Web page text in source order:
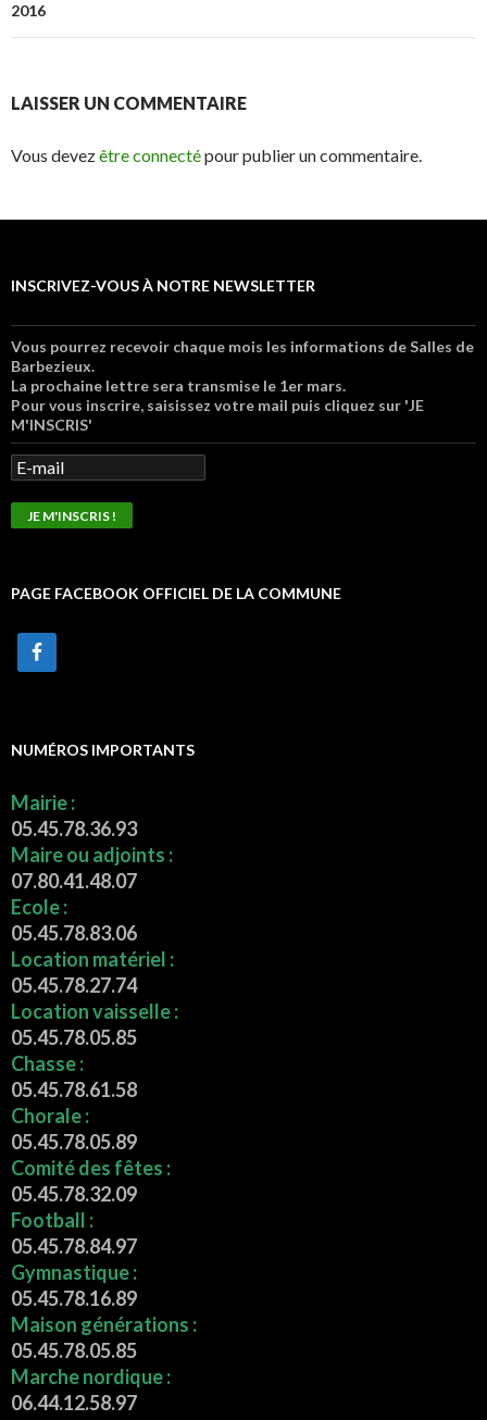
2016
LAISSER UN COMMENTAIRE
Vous devezêtre connectépour publier un commentaire.
INSCRIVEZ-VOUS À NOTRE NEWSLETTER
Vous pourrez recevoir chaque mois les informations de Salles de
Barbezieux.
La prochaine lettre sera transmise le 1er mars.
Pour vous inscrire, saisissez votre mail puis cliquez sur 'JE
M'INSCRIS'
PAGE FACEBOOK OFFICIEL DE LA COMMUNE
NUMÉROS IMPORTANTS
Mairie :
05.45.78.36.93
Maire ou adjoints :
07.80.41.48.07
Ecole :
05.45.78.83.06
Location matériel :
05.45.78.27.74
Location vaisselle :
05.45.78.05.85
Chasse :
05.45.78.61.58
Chorale :
05.45.78.05.89
Comité des fêtes :
05.45.78.32.09
Football :
05.45.78.84.97
Gymnastique :
05.45.78.16.89
Maison générations :
05.45.78.05.85
Marche nordique :
06.44.12.58.97